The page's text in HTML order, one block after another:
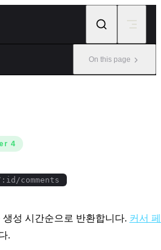
On this page
4
comments
성 시간순으로 반환합니다. 커서
.